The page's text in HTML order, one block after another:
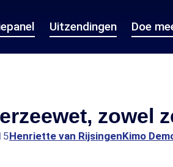
Uitzendingen Doe
zowel
Henriette van RijsingenKimo